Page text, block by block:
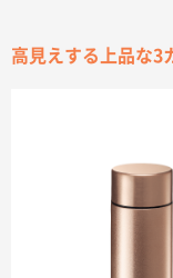
高見えする上品な3